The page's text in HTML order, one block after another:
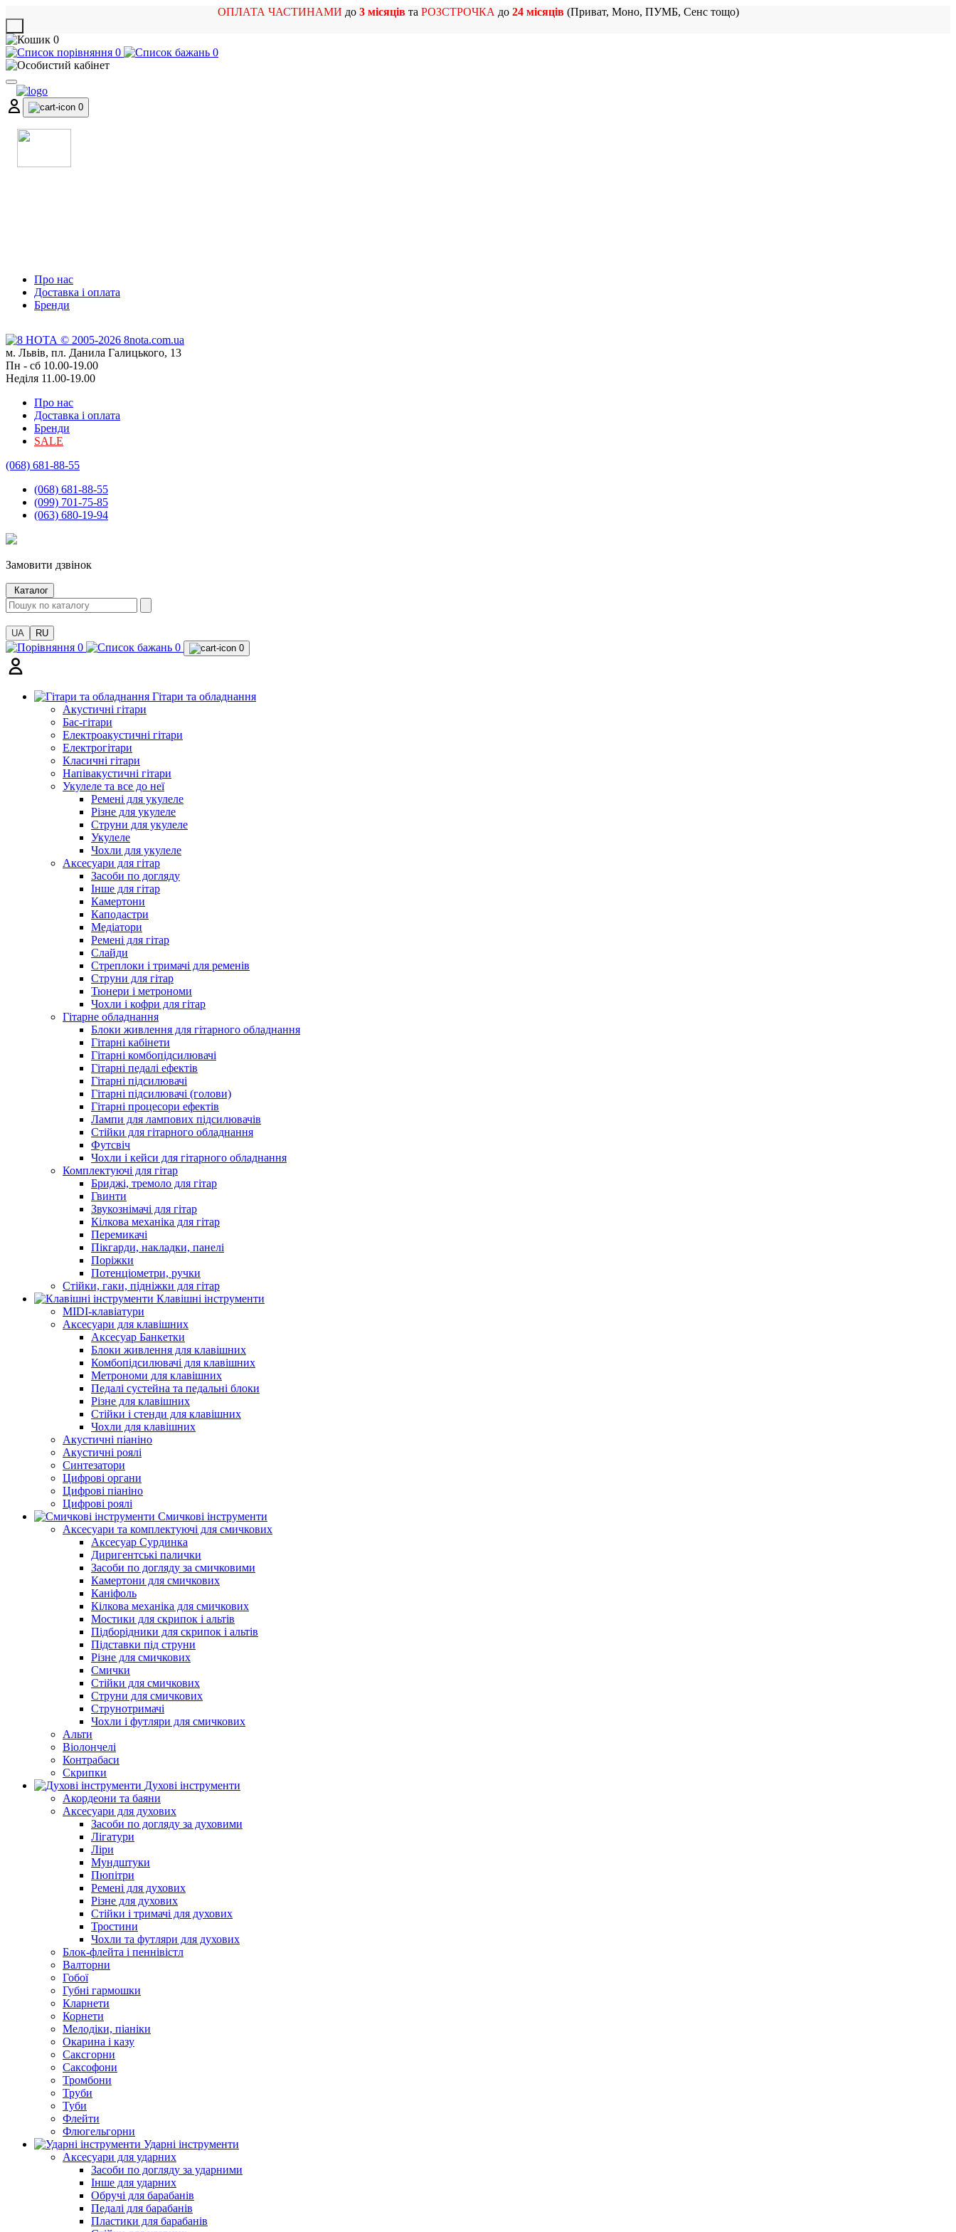
ОПЛАТА ЧАСТИНАМИ до 3 місяцівта РОЗСТРОЧКА до 24 місяців(Приват, Моно, ПУМБ, Сенс тощо)
0
0
0
0
Про нас
Доставка і оплата
Бренди
м. Львів, пл. Данила Галицького, 13
Пн - сб 10.00-19.00
Неділя 11.00-19.00
Про нас
Доставка і оплата
Бренди
SALE
(068) 681-88-55
(068) 681-88-55
(099) 701-75-85
(063) 680-19-94
Замовити дзвінок
Каталог
UA RU
0 0 0
Гітари та обладнання
Акустичні гітари
Бас-гітари
Електроакустичні гітари
Електрогітари
Класичні гітари
Напівакустичні гітари
Укулеле та все до неї
Ремені для укулеле
Різне для укулеле
Струни для укулеле
Укулеле
Чохли для укулеле
Аксесуари для гітар
Засоби по догляду
Інше для гітар
Камертони
Каподастри
Медіатори
Ремені для гітар
Слайди
Стреплоки і тримачі для ременів
Струни для гітар
Тюнери і метрономи
Чохли і кофри для гітар
Гітарне обладнання
Блоки живлення для гітарного обладнання
Гітарні кабінети
Гітарні комбопідсилювачі
Гітарні педалі ефектів
Гітарні підсилювачі
Гітарні підсилювачі (голови)
Гітарні процесори ефектів
Лампи для лампових підсилювачів
Стійки для гітарного обладнання
Футсвіч
Чохли і кейси для гітарного обладнання
Комплектуючі для гітар
Бриджі, тремоло для гітар
Гвинти
Звукознімачі для гітар
Кілкова механіка для гітар
Перемикачі
Пікгарди, накладки, панелі
Поріжки
Потенціометри, ручки
Стійки, гаки, підніжки для гітар
Клавішні інструменти
MIDI-клавіатури
Аксесуари для клавішних
Аксесуар Банкетки
Блоки живлення для клавішних
Комбопідсилювачі для клавішних
Метрономи для клавішних
Педалі сустейна та педальні блоки
Різне для клавішних
Стійки і стенди для клавішних
Чохли для клавішних
Акустичні піаніно
Акустичні роялі
Синтезатори
Цифрові органи
Цифрові піаніно
Цифрові роялі
Смичкові інструменти
Аксесуари та комплектуючі для смичкових
Аксесуар Сурдинка
Диригентські палички
Засоби по догляду за смичковими
Камертони для смичкових
Каніфоль
Кілкова механіка для смичкових
Мостики для скрипок і альтів
Підборiдники для скрипок і альтів
Підставки під струни
Різне для смичкових
Смички
Стійки для смичкових
Струни для смичкових
Струнотримачі
Чохли і футляри для смичкових
Альти
Віолончелі
Контрабаси
Скрипки
Духові інструменти
Акордеони та баяни
Аксесуари для духових
Засоби по догляду за духовими
Лігатури
Ліри
Мундштуки
Пюпітри
Ремені для духових
Різне для духових
Стійки і тримачі для духових
Тростини
Чохли та футляри для духових
Блок-флейта і пеннівістл
Валторни
Гобої
Губні гармошки
Кларнети
Корнети
Мелодіки, піаніки
Окарина і казу
Саксгорни
Саксофони
Тромбони
Труби
Туби
Флейти
Флюгельгорни
Ударні інструменти
Аксесуари для ударних
Засоби по догляду за ударними
Інше для ударних
Обручі для барабанів
Педалі для барабанів
Пластики для барабанів